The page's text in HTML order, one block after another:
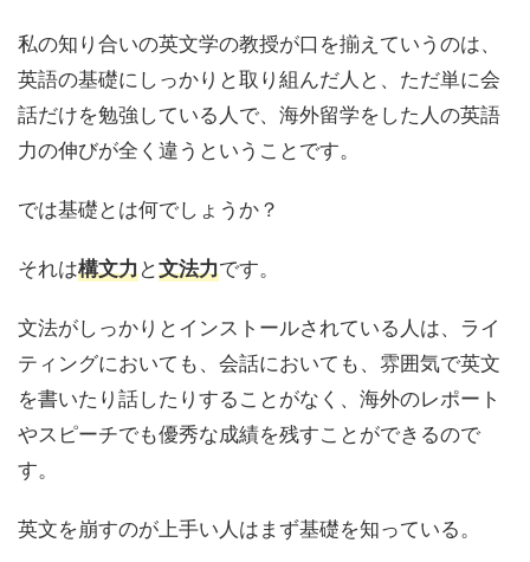
私の知り合いの英文学の教授が口を揃えていうのは、
英語の基礎にしっかりと取り組んだ人と、ただ単に会
話だけを勉強している人で、海外留学をした人の英語
力の伸びが全く違うということです。
では基礎とは何でしょうか？
それは構文力と文法力です。
文法がしっかりとインストールされている人は、ライ
ティングにおいても、会話においても、雰囲気で英文
を書いたり話したりすることがなく、海外のレポート
やスピーチでも優秀な成績を残すことができるので
す。
英文を崩すのが上手い人はまず基礎を知っている。